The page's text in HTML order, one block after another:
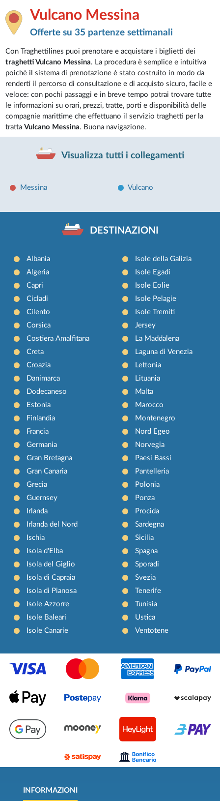
Vulcano Messina
Offerte su 35 partenze settimanali
Con Traghettilines puoi prenotare e acquistare i biglietti dei
traghetti Vulcano Messina. La procedura è semplice e intuitiva
poichè il sistema di prenotazione è stato costruito in modo da
renderti il percorso di consultazione e di acquisto sicuro, facile e
veloce: con pochi passaggi e in breve tempo potrai trovare tutte
le informazioni su orari, prezzi, tratte, porti e disponibilità delle
compagnie marittime che effettuano il servizio traghetti per la
trattaVulcano Messina. Buona navigazione.
Visualizza tutti i collegamenti
Messina Vulcano
DESTINAZIONI
Albania
Algeria
Capri
Cicladi
Cilento
Corsica
Costiera Amalfitana
Creta
Croazia
Danimarca
Dodecaneso
Estonia
Finlandia
Francia
Germania
Gran Bretagna
Gran Canaria
Grecia
Guernsey
Irlanda
Irlanda del Nord
Ischia
Isola d'Elba
Isola del Giglio
Isola di Capraia
Isola di Pianosa
Isole Azzorre
Isole Baleari
Isole Canarie
Isole della Galizia
Isole Egadi
Isole Eolie
Isole Pelagie
Isole Tremiti
Jersey
La Maddalena
Laguna di Venezia
Lettonia
Lituania
Malta
Marocco
Montenegro
Nord Egeo
Norvegia
Paesi Bassi
Pantelleria
Polonia
Ponza
Procida
Sardegna
Sicilia
Spagna
Sporadi
Svezia
Tenerife
Tunisia
Ustica
Ventotene
INFORMAZIONI